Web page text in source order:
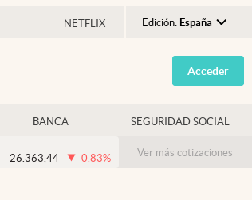
NETFLIX Edición: España
Argentina
España
USA
Colombia
Acceder
BANCA SEGURIDAD SOCIAL
26.363,44 -0.83% Ver más cotizaciones